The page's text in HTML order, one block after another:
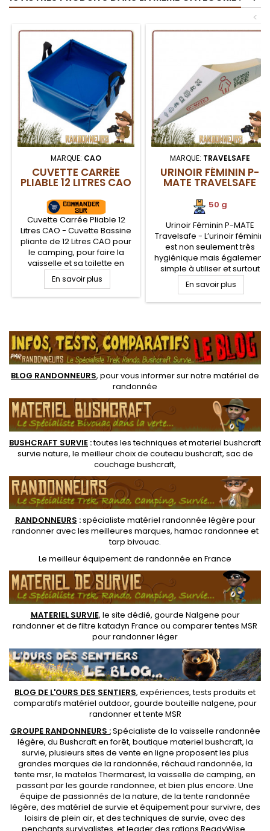
<
MARQUE: CAO
CUVETTE CARRÉE
PLIABLE 12 LITRES CAO
Cuvette Carrée Pliable 12
Litres CAO - Cuvette Bassine
pliante de 12 Litres CAO pour
le camping, pour faire la
vaisselle et sa toilette en
plein air. Bassine Cuvette
pliante en plastique
résistante avec deux
Compacte, cette bassine se
range très facilement
En savoir plus
MARQUE: TRAVELSAFE
URINOIR FÉMININ P-
MATE TRAVELSAFE
50 g
Urinoir Féminin P-MATE
Travelsafe - L’urinoir féminin
est non seulement très
hygiénique mais également
simple à utiliser et surtout
très discret. Pratique pour les
voyages, la randonnée et
toutes activités de plein air.
femmes d'uriner debout
En savoir plus
BLOG RANDONNEURS, pour vous informer sur notre matériel de
randonnée
BUSHCRAFT SURVIE :toutes les techniques etmateriel bushcraft
survie nature, le meilleur choix de couteau bushcraft, sac de
couchage bushcraft,
RANDONNEURS :spécialiste matériel randonnée légère pour
randonner avec les meilleures marques, hamac randonnee et
tarp bivouac.
Le meilleur équipement de randonnée en France
MATERIEL SURVIE, le site dédié, gourde Nalgene pour
randonneret defiltre katadyn France ou comparer tentes MSR
pour randonner léger
BLOG DE L'OURS DES SENTIERS, expériences, tests produits et
comparatifs matériel outdoor, gourde bouteille nalgene, pour
randonner ettente MSR
GROUPE RANDONNEURS :Spécialiste de la vaisselle randonnée
légère, du Bushcraft en forêt, boutique materiel bushcraft, la
survie, plusieurs sites de vente en ligne proposent les plus
grandes marques de la randonnée, réchaud randonnée, la
tente msr, le matelas Thermarest, la vaisselle de camping, en
passant par les gourde randonnee, et bien plus encore. Une
équipe de passionnés de la nature, de latente randonnée
légère, des matériel de survie et équipement pour survivre, des
loisirs de plein air, et des techniques de survie, avec des